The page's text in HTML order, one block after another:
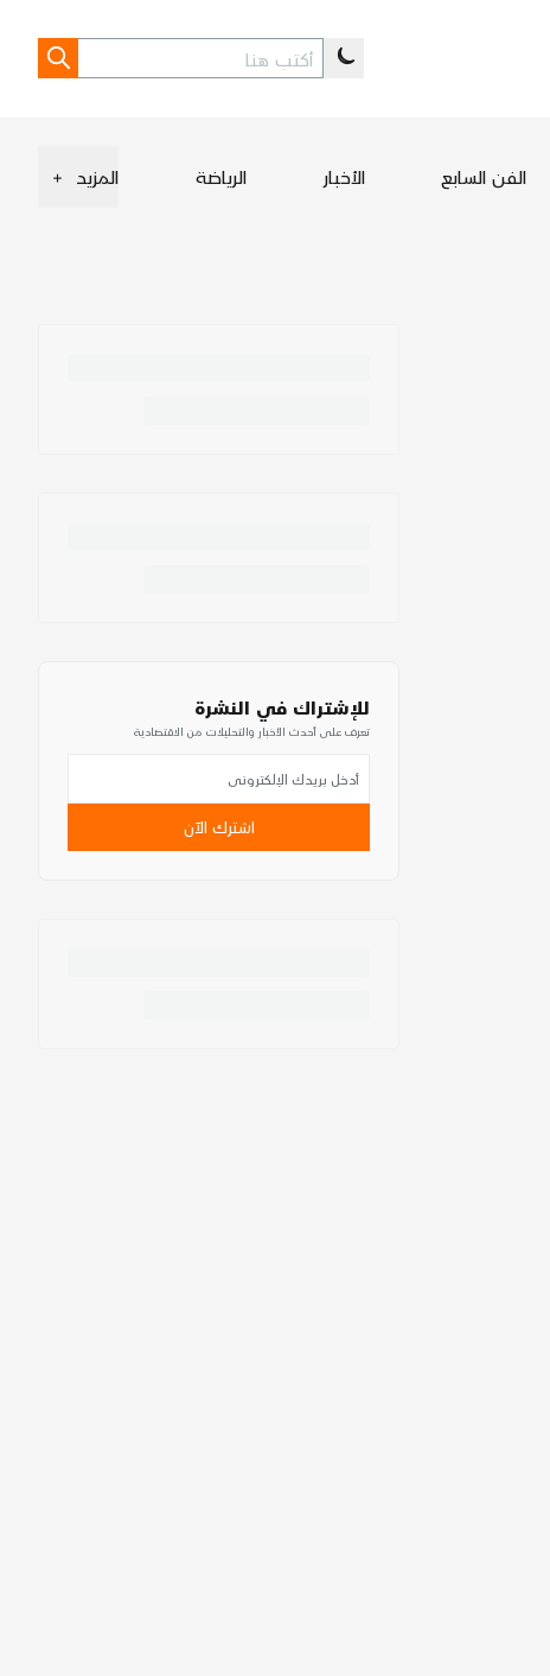
الفن السابع الأخبار الرياضة المزيد +
للإشتراك في النشرة
تعرف على أحدث الأخبار والتحليلات من الاقتصادية
اشترك الآن